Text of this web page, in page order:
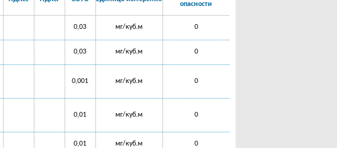
опасности
0,03 мг/куб.м 0
0,03 мг/куб.м 0
0,001 мг/куб.м 0
0,01 мг/куб.м 0
0,01 мг/куб.м 0